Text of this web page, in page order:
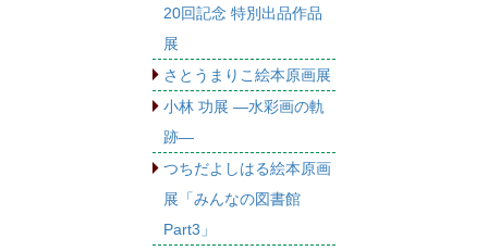
20回記念 特別出品作品
展
さとうまりこ絵本原画展
小林 功展 ―水彩画の軌
跡―
つちだよしはる絵本原画
展「みんなの図書館
Part3」